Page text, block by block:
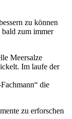
zu können
zum immer
Meersalze
Im laufe der
die
zu erforschen